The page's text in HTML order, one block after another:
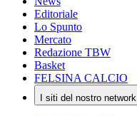
Editoriale
Lo Spunto
Mercato
Redazione TBW
Basket
FELSINA CALCIO
I siti del nostro network